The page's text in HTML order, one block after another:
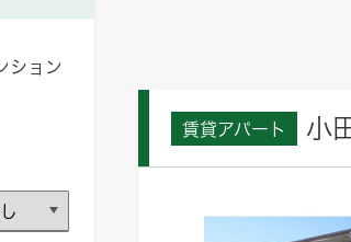
賃貸アパート 小
ション